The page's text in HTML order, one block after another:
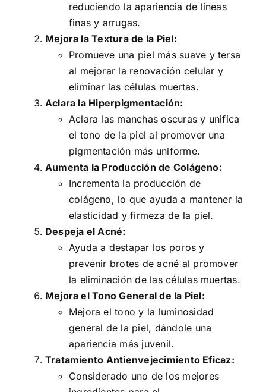
reduciendo la apariencia de líneas
finas y arrugas.
Mejora la Textura de la Piel:
Promueve una piel más suave y tersa
al mejorar la renovación celular y
eliminar las células muertas.
Aclara la Hiperpigmentación:
Aclara las manchas oscuras y unifica
el tono de la piel al promover una
pigmentación más uniforme.
Aumenta la Producción de Colágeno:
Incrementa la producción de
colágeno, lo que ayuda a mantener la
elasticidad y firmeza de la piel.
Despeja el Acné:
Ayuda a destapar los poros y
prevenir brotes de acné al promover
la eliminación de las células muertas.
Mejora el Tono General de la Piel:
Mejora el tono y la luminosidad
general de la piel, dándole una
apariencia más juvenil.
Tratamiento Antienvejecimiento Eficaz:
Considerado uno de los mejores